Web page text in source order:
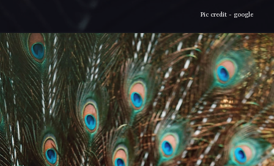
Pic credit - google